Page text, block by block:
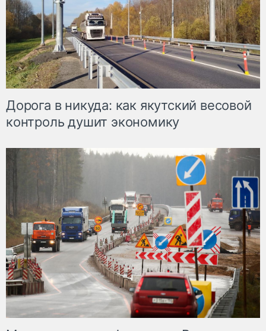
Дорога в никуда: как якутский весовой
контроль душит экономику